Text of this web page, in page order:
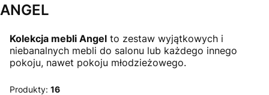
ANGEL
Kolekcja mebli Angel to zestaw wyjątkowych i
niebanalnych mebli do salonu lub każdego innego
pokoju, nawet pokoju młodzieżowego.
Produkty: 16